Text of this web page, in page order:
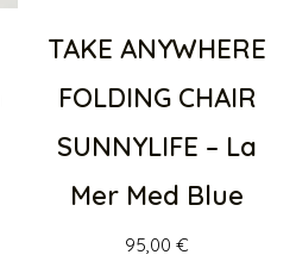
TAKE ANYWHERE
FOLDING CHAIR
SUNNYLIFE – La
Mer Med Blue
95,00 €